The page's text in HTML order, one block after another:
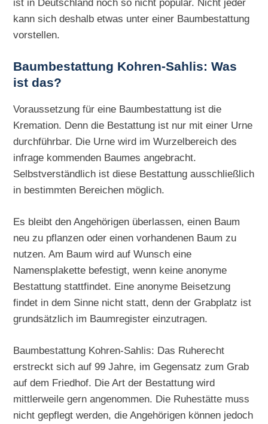
ist in Deutschland noch so nicht populär. Nicht jeder
kann sich deshalb etwas unter einer Baumbestattung
vorstellen.
Baumbestattung Kohren-Sahlis: Was
ist das?
Voraussetzung für eine Baumbestattung ist die
Kremation. Denn die Bestattung ist nur mit einer Urne
durchführbar. Die Urne wird im Wurzelbereich des
infrage kommenden Baumes angebracht.
Selbstverständlich ist diese Bestattung ausschließlich
in bestimmten Bereichen möglich.
Es bleibt den Angehörigen überlassen, einen Baum
neu zu pflanzen oder einen vorhandenen Baum zu
nutzen. Am Baum wird auf Wunsch eine
Namensplakette befestigt, wenn keine anonyme
Bestattung stattfindet. Eine anonyme Beisetzung
findet in dem Sinne nicht statt, denn der Grabplatz ist
grundsätzlich im Baumregister einzutragen.
Baumbestattung Kohren-Sahlis: Das Ruherecht
erstreckt sich auf 99 Jahre, im Gegensatz zum Grab
auf dem Friedhof. Die Art der Bestattung wird
mittlerweile gern angenommen. Die Ruhestätte muss
nicht gepflegt werden, die Angehörigen können jedoch